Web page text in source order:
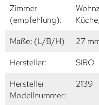
Zimmer
(empfehlung):
Maße: (L/B/H)
27
Hersteller:
SIRO
Hersteller
Modellnummer:
2139